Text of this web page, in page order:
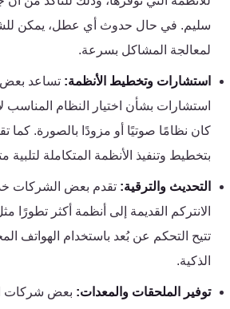
سليم. في حال حدوث أي عطل، يمكن
لمعالجة المشاكل بسرعة.
استشارات وتخطيط الأنظمة:تساعد بعض
استشارات بشأن اختيار النظام المناسب
كان نظامًا صوتيًا أو مزودًا بالصورة. كما
بتخطيط وتنفيذ الأنظمة المتكاملة لتلبية
التحديث والترقية:تقدم بعض الشركات
الانتركم القديمة إلى أنظمة أكثر تطورًا مثل
تتيح التحكم عن بُعد باستخدام الهواتف
الذكية.
توفير الملحقات والمعدات:بعض شركات
كنترول